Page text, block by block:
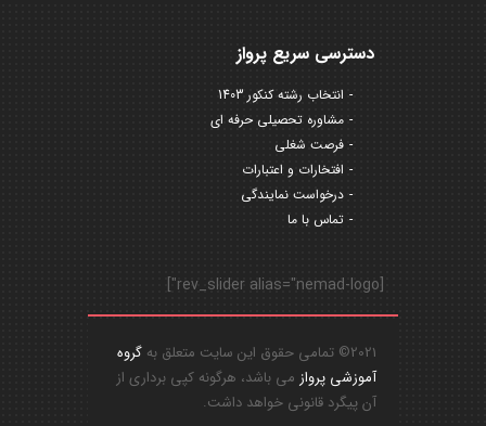
دسترسی سریع پرواز
انتخاب رشته کنکور 1403
مشاوره تحصیلی حرفه ای
فرصت شغلی
افتخارات و اعتبارات
درخواست نمایندگی
تماس با ما
[rev_slider alias="nemad-logo"]
2021© تمامی حقوق این سایت متعلق به
گروه
آموزشی پرواز می باشد، هرگونه کپی برداری از
آن پیگرد قانونی خواهد داشت.